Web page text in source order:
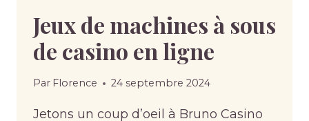
Jeux de machines à sous
de casino en ligne
Par Florence 24 septembre 2024
Jetons un coup d’oeil à Bruno Casino